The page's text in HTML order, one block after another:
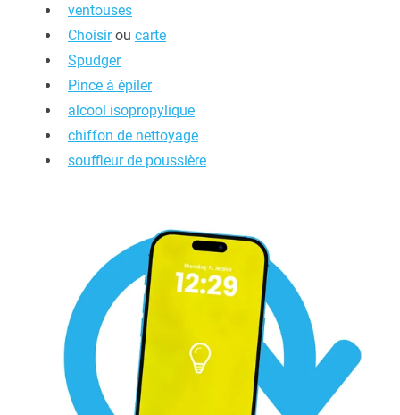
ventouses
Choisirou carte
Spudger
Pince à épiler
alcool isopropylique
chiffon de nettoyage
souffleur de poussière